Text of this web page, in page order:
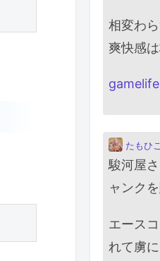
相変わ
爽快感
たもひこ
駿河屋
ャンク
エース
れて虜